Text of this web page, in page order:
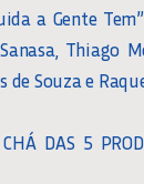
a Gente
Thiago
Souza e
DAS 5